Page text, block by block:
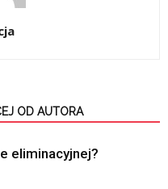
OD AUTORA
eliminacyjnej?